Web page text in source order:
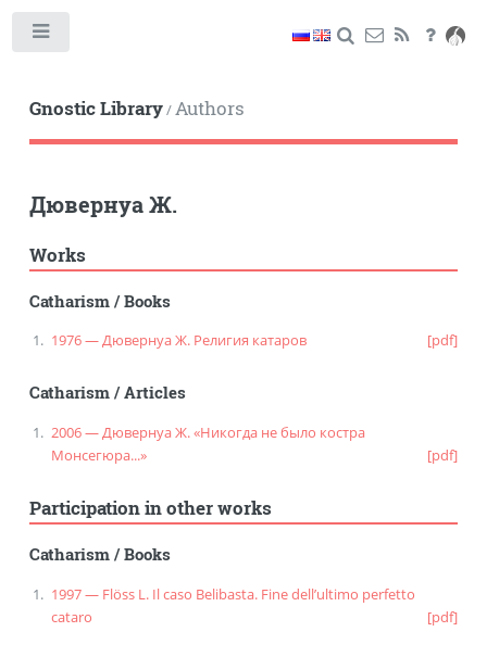
Gnostic Library/Authors
Дювернуа Ж.
Works
Catharism/Books
1976 — Дювернуа Ж. Религия катаров [pdf]
Catharism/Articles
2006 — Дювернуа Ж. «Никогда не было костра
Монсегюра...»
[pdf]
Participation in other works
Catharism/Books
1997 — Flöss L. Il caso Belibasta. Fine dell’ultimo perfetto
cataro
[pdf]